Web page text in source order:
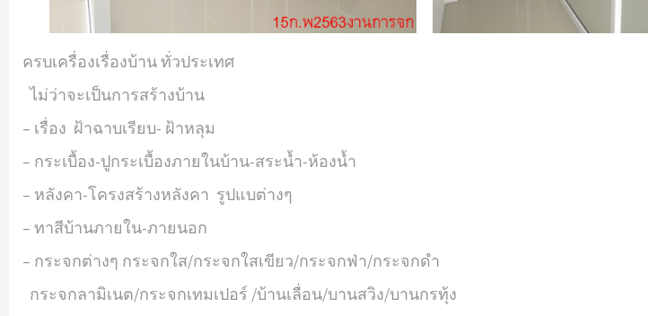
ครบเครื่องเรื่องบ้าน ทั่วประเทศ
ไม่ว่าจะเป็นการสร้างบ้าน
– เรื่อง ฝ้าฉาบเรียบ- ฝ้าหลุม
– กระเบื้อง-ปูกระเบื้องภายในบ้าน-สระน้ำ-ห้องน้ำ
– หลังคา-โครงสร้างหลังคา รูปแบต่างๆ
– ทาสีบ้านภายใน-ภายนอก
– กระจกต่างๆ กระจกใส/กระจกใสเขียว/กระจกฟ่า/กระจกดำ
กระจกลามิเนต/กระจกเทมเปอร์ /บ้านเลื่อน/บานสวิง/บานกรทุ้ง